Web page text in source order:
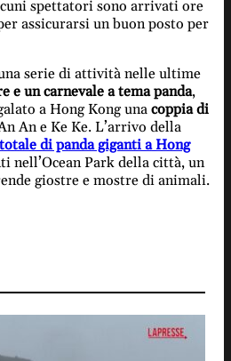
spettatori sono arrivati ​​ore
assicurarsi un buon posto per
serie di attività nelle ultime
e un carnevale a tema panda,
a Hong Kong una coppia di
An e Ke Ke. L’arrivo della
di panda giganti a Hong
nell’Ocean Park della città, un
giostre e mostre di animali.